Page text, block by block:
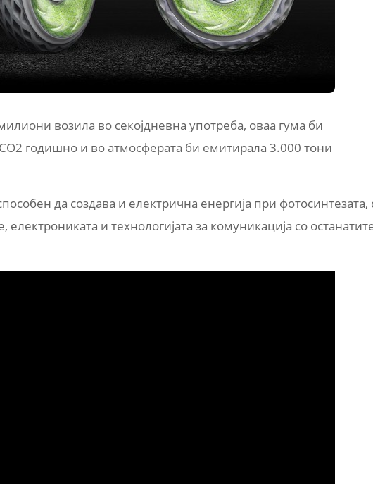
возила во секојдневна употреба, оваа гума би
годишно и во атмосферата би емитирала 3.000 тони
да создава и електрична енергија при фотосинтезата,
електрониката и технологијата за комуникација со